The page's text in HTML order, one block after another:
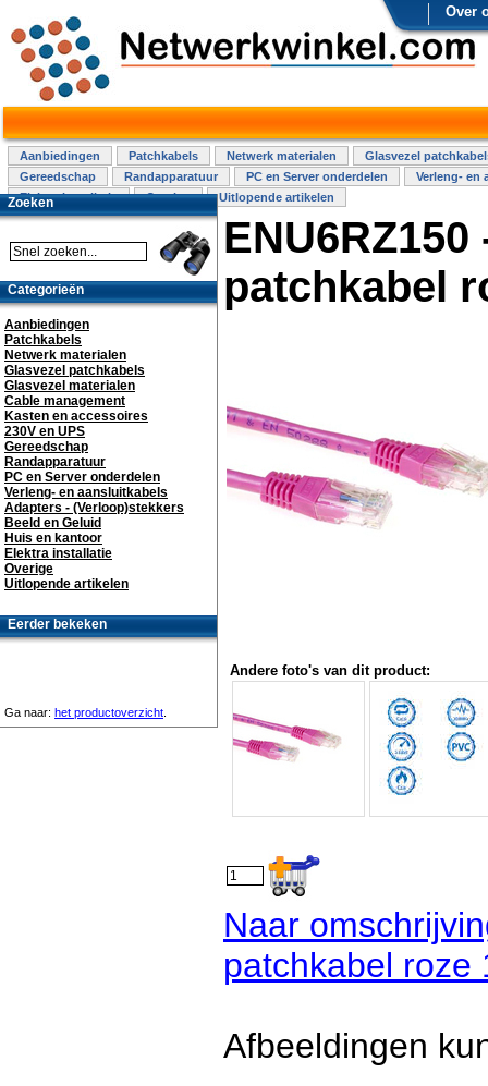
Over
Aanbiedingen Patchkabels Netwerk materialen
Glasvezel
Gereedschap
Randapparatuur PC en Server onderdelen
Verleng- en
Elektra installatie
Overige Uitlopende artikelen
ENU6RZ150
patchkabel
Andere foto's van dit product:
Naar
patchkabel roze
Afbeeldingen
Zoeken
Categorieën
Aanbiedingen
Patchkabels
Netwerk materialen
Glasvezel patchkabels
Glasvezel materialen
Cable management
Kasten en accessoires
230V en UPS
Gereedschap
Randapparatuur
PC en Server onderdelen
Verleng- en aansluitkabels
Adapters - (Verloop)stekkers
Beeld en Geluid
Huis en kantoor
Elektra installatie
Overige
Uitlopende artikelen
Eerder bekeken
Ga naar: het productoverzicht